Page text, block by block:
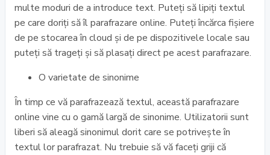
multe moduri de a introduce text. Puteți să lipiți textul
pe care doriți să îl parafrazare online. Puteți încărca fișiere
de pe stocarea în cloud și de pe dispozitivele locale sau
puteți să trageți și să plasați direct pe acest parafrazare.
O varietate de sinonime
În timp ce vă parafrazează textul, această parafrazare
online vine cu o gamă largă de sinonime. Utilizatorii sunt
liberi să aleagă sinonimul dorit care se potrivește în
textul lor parafrazat. Nu trebuie să vă faceți griji că